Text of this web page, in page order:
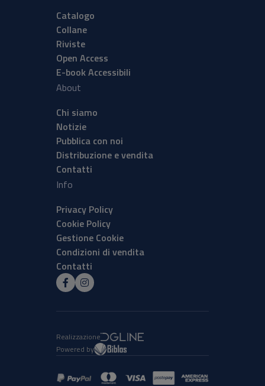
Catalogo
Collane
Riviste
Open Access
E-book Accessibili
About
Chi siamo
Notizie
Pubblica con noi
Distribuzione e vendita
Contatti
Info
Privacy Policy
Cookie Policy
Gestione Cookie
Condizioni di vendita
Contatti
Realizzazione
Powered by